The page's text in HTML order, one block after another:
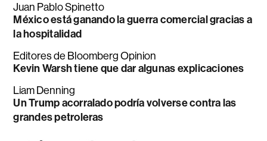
Juan Pablo Spinetto
México está ganando la guerra comercial gracias a
la hospitalidad
Editores de Bloomberg Opinion
Kevin Warsh tiene que dar algunas explicaciones
Liam Denning
Un Trump acorralado podría volverse contra las
grandes petroleras